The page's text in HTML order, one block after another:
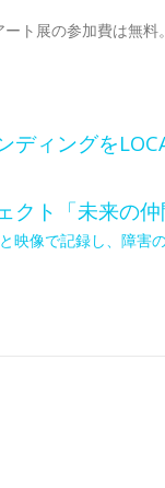
ト展の参加費は無
ィングを
ト「未来の仲
像で記録し、障害